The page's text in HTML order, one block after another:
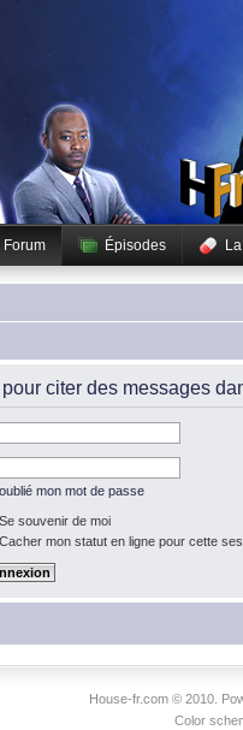
Forum Épisodes
citer des messages
oublié mon mot de passe
Se souvenir de moi
Cacher mon statut en ligne pour cette
House-fr.com © 2010.
Color